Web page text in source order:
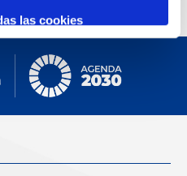
las cookies